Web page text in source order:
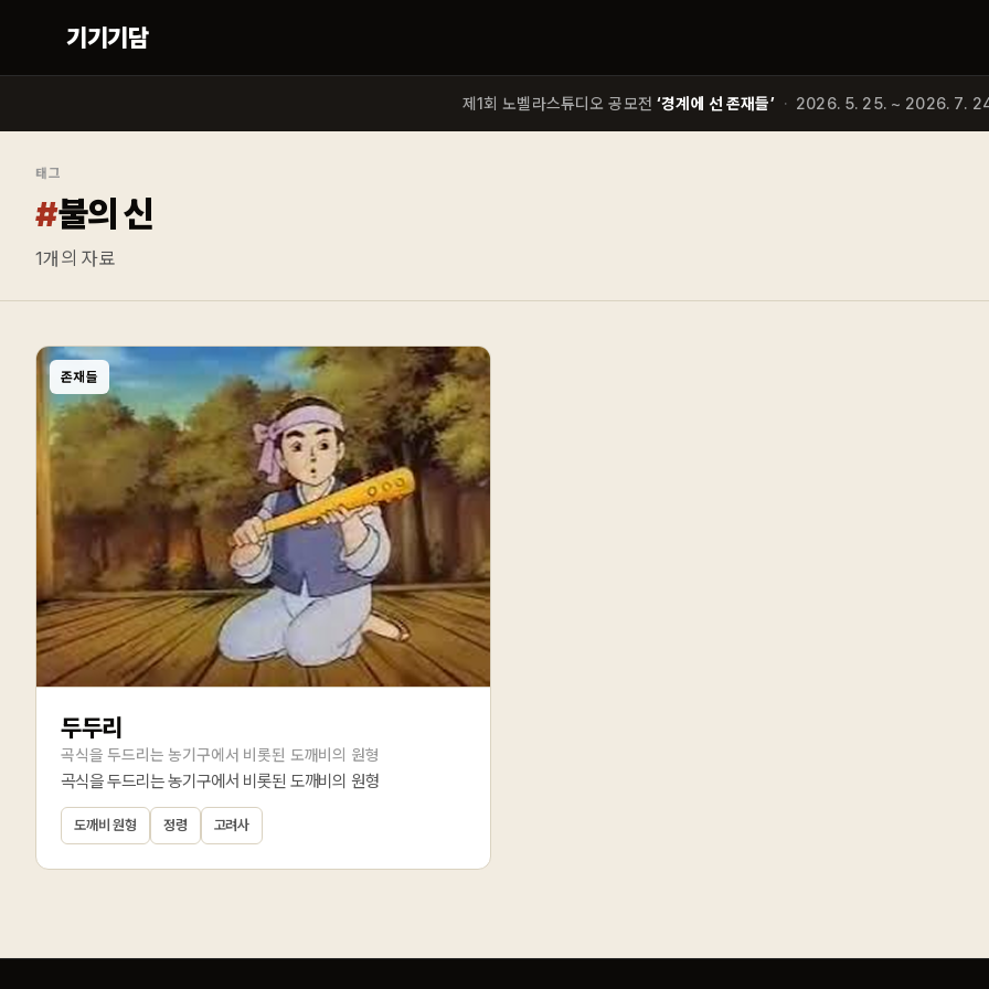
기기기담
제1회 노벨라스튜디오 공모전 ‘경계에 선 존재들’ · 2026. 5. 25. ~ 2026. 7.
태그
#불의 신
1개의 자료
존재들
두두리
곡식을 두드리는 농기구에서 비롯된 도깨비의 원형
곡식을 두드리는 농기구에서 비롯된 도깨비의 원형
도깨비 원형 정령 고려사